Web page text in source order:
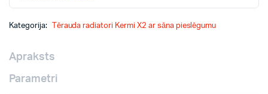
Kategorija: Tērauda radiatori Kermi X2 ar sāna pieslēgumu
Apraksts
Parametri